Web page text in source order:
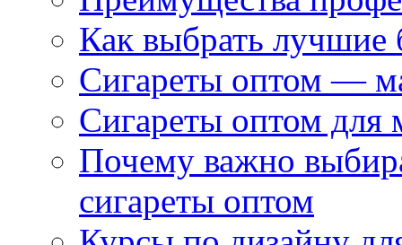
Как выбрать
Сигареты оптом —
Сигареты оптом для
Почему важно
сигареты оптом